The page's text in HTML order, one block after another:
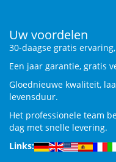
Uw voordelen
30-daagse gratis
Een jaar garantie, gratis
Gloednieuwe kwaliteit,
levensduur.
Het professionele team
dag met snelle levering.
Links: